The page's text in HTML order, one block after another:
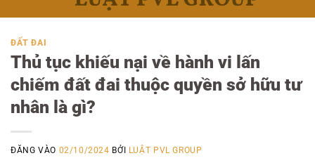
ĐẤT ĐAI
Thủ tục khiếu nại về hành vi lấn
chiếm đất đai thuộc quyền sở hữu tư
nhân là gì?
ĐĂNG VÀO 02/10/2024 BỞI LUẬT PVL GROUP